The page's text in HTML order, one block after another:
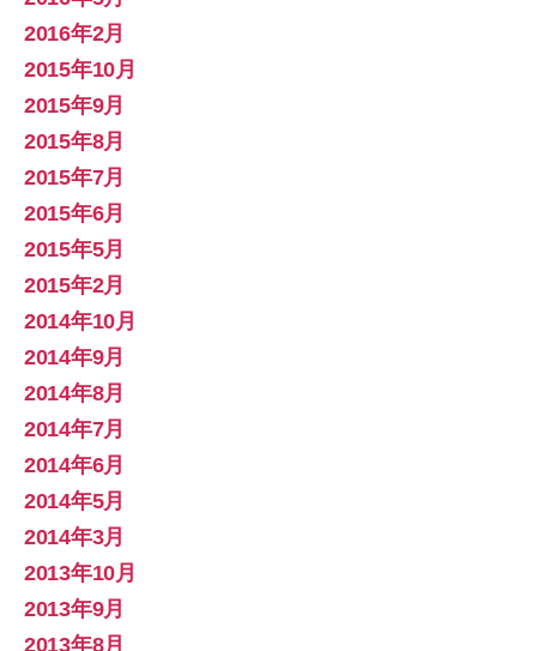
2016年2月
2015年10月
2015年9月
2015年8月
2015年7月
2015年6月
2015年5月
2015年2月
2014年10月
2014年9月
2014年8月
2014年7月
2014年6月
2014年5月
2014年3月
2013年10月
2013年9月
2013年8月